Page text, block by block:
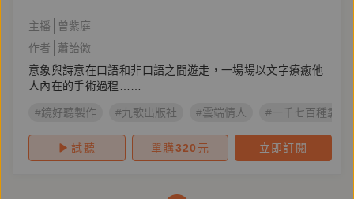
主播
曾紫庭
作者
蕭詒徽
意象與詩意在口語和非口語之間遊走，一場場以文字療癒他
人內在的手術過程……
#鏡好聽製作 #九歌出版社 #雲端情人 #一千七百種靠近
試聽 單購320 元 立即訂閱